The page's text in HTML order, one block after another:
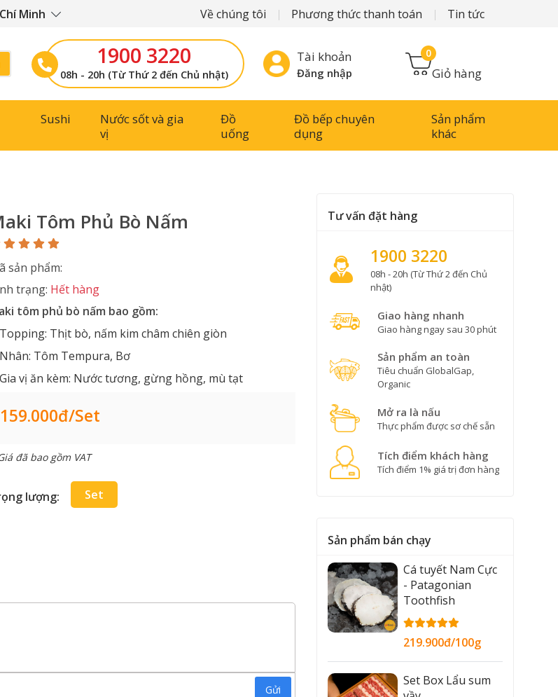
Minh Về chúng tôi Phương thức thanh toán Tin tức
1900 3220
08h - 20h (Từ Thứ 2 đến Chủ nhật)
Tài khoản
Đăng nhập Giỏ hàng
0
Sushi
Nước sốt và gia
vị
Đồ
uống
Đồ bếp chuyên
dụng
Sản phẩm
khác
Tôm Phủ Bò Nấm
sản phẩm:
trạng: Hết hàng
tôm phủ bò nấm bao gồm:
Topping: Thịt bò, nấm kim châm chiên giòn
Nhân: Tôm Tempura, Bơ
Gia vị ăn kèm: Nước tương, gừng hồng, mù tạt
159.000đ/set
đã bao gồm VAT
lượng: Set
Gửi
Tư vấn đặt hàng
1900 3220
08h - 20h (Từ Thứ 2 đến Chủ
nhật)
Giao hàng nhanh
Giao hàng ngay sau 30 phút
Sản phẩm an toàn
Tiêu chuẩn GlobalGap,
Organic
Mở ra là nấu
Thực phẩm được sơ chế sẵn
Tích điểm khách hàng
Tích điểm 1% giá trị đơn hàng
Sản phẩm bán chạy
Cá tuyết Nam Cực
- Patagonian
Toothfish
219.900đ/100g
Set Box Lẩu sum